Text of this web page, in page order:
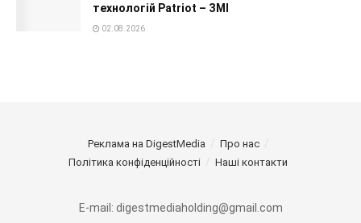
технологій Patriot – ЗМІ
02.08.2026
Реклама на DigestMedia
Про нас
Політика конфіденційності
Наші контакти
E-mail: digestmediaholding@gmail.com